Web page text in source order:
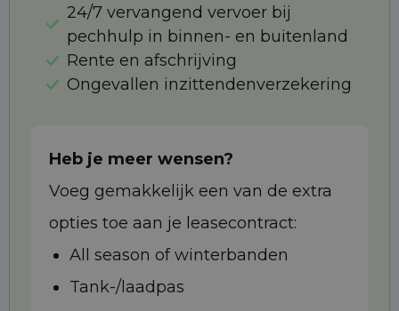
24/7 vervangend vervoer bij
pechhulp in binnen- en buitenland
Rente en afschrijving
Ongevallen inzittendenverzekering
Heb je meer wensen?
Voeg gemakkelijk een van de extra
opties toe aan je leasecontract:
All season of winterbanden
Tank-/laadpas